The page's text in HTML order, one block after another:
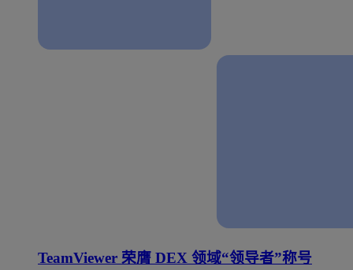
TeamViewer 荣膺 DEX 领域“领导者”称号